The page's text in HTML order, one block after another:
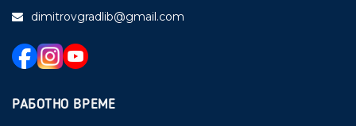
dimitrovgradlib@gmail.com
РАБОТНО ВРЕМЕ